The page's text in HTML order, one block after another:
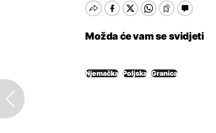
Možda će vam se svidjeti
Njemačka Poljska Granica